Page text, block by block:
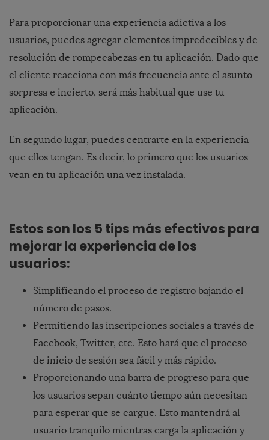
Para proporcionar una experiencia adictiva a los
usuarios, puedes agregar elementos impredecibles y de
resolución de rompecabezas en tu aplicación. Dado que
el cliente reacciona con más frecuencia ante el asunto
sorpresa e incierto, será más habitual que use tu
aplicación.
En segundo lugar, puedes centrarte en la experiencia
que ellos tengan. Es decir, lo primero que los usuarios
vean en tu aplicación una vez instalada.
Estos son los 5 tips más efectivos para
mejorar la experiencia de los
usuarios:
Simplificando el proceso de registro bajando el
número de pasos.
Permitiendo las inscripciones sociales a través de
Facebook, Twitter, etc. Esto hará que el proceso
de inicio de sesión sea fácil y más rápido.
Proporcionando una barra de progreso para que
los usuarios sepan cuánto tiempo aún necesitan
para esperar que se cargue. Esto mantendrá al
usuario tranquilo mientras carga la aplicación y